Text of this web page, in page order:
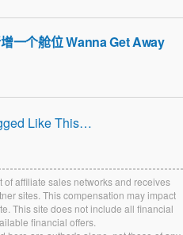
一个舱位 Wanna Get Away
Like This…
affiliate sales networks and receives
sites. This compensation may impact
This site does not include all financial
financial offers.